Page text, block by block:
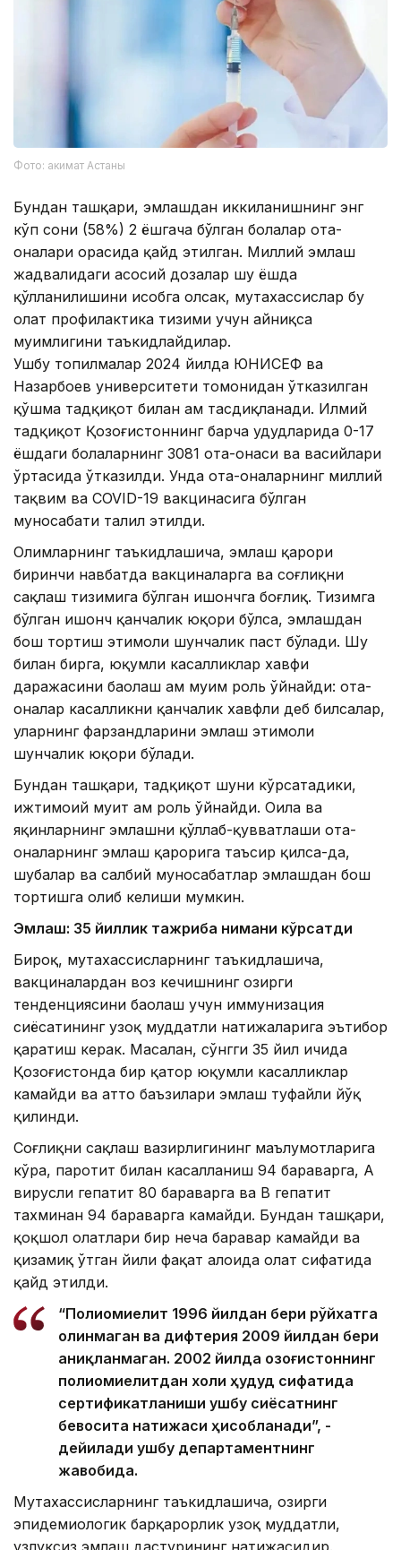
Фото: акимат Астаны
Бундан ташқари, эмлашдан иккиланишнинг энг
кўп сони (58%) 2 ёшгача бўлган болалар ота-
оналари орасида қайд этилган. Миллий эмлаш
жадвалидаги асосий дозалар шу ёшда
қўлланилишини ҳисобга олсак, мутахассислар бу
ҳолат профилактика тизими учун айниқса
муҳимлигини таъкидлайдилар.
Ушбу топилмалар 2024 йилда ЮНИCЕФ ва
Назарбоев университети томонидан ўтказилган
қўшма тадқиқот билан ҳам тасдиқланади. Илмий
тадқиқот Қозоғистоннинг барча ҳудудларида 0-17
ёшдаги болаларнинг 3081 ота-онаси ва васийлари
ўртасида ўтказилди. Унда ота-оналарнинг миллий
тақвим ва COVID-19 вакцинасига бўлган
муносабати таҳлил этилди.
Олимларнинг таъкидлашича, эмлаш қарори
биринчи навбатда вакциналарга ва соғлиқни
сақлаш тизимига бўлган ишончга боғлиқ. Тизимга
бўлган ишонч қанчалик юқори бўлса, эмлашдан
бош тортиш эҳтимоли шунчалик паст бўлади. Шу
билан бирга, юқумли касалликлар хавфи
даражасини баҳолаш ҳам муҳим роль ўйнайди: ота-
оналар касалликни қанчалик хавфли деб билсалар,
уларнинг фарзандларини эмлаш эҳтимоли
шунчалик юқори бўлади.
Бундан ташқари, тадқиқот шуни кўрсатадики,
ижтимоий муҳит ҳам роль ўйнайди. Оила ва
яқинларнинг эмлашни қўллаб-қувватлаши ота-
оналарнинг эмлаш қарорига таъсир қилса-да,
шубҳалар ва салбий муносабатлар эмлашдан бош
тортишга олиб келиши мумкин.
Эмлаш: 35 йиллик тажриба нимани кўрсатди
Бироқ, мутахассисларнинг таъкидлашича,
вакциналардан воз кечишнинг ҳозирги
тенденциясини баҳолаш учун иммунизация
сиёсатининг узоқ муддатли натижаларига эътибор
қаратиш керак. Масалан, сўнгги 35 йил ичида
Қозоғистонда бир қатор юқумли касалликлар
камайди ва ҳатто баъзилари эмлаш туфайли йўқ
қилинди.
Соғлиқни сақлаш вазирлигининг маълумотларига
кўра, паротит билан касалланиш 94 бараварга, А
вирусли гепатит 80 бараварга ва B гепатит
тахминан 94 бараварга камайди. Бундан ташқари,
қоқшол ҳолатлари бир неча баравар камайди ва
қизамиқ ўтган йили фақат алоҳида ҳолат сифатида
қайд этилди.
“Полиомиелит 1996 йилдан бери рўйхатга
олинмаган ва дифтерия 2009 йилдан бери
аниқланмаган. 2002 йилда Қозоғистоннинг
полиомиелитдан холи ҳудуд сифатида
сертификатланиши ушбу сиёсатнинг
бевосита натижаси ҳисобланади”, -
дейилади ушбу департаментнинг
жавобида.
Мутахассисларнинг таъкидлашича, ҳозирги
эпидемиологик барқарорлик узоқ муддатли,
узлуксиз эмлаш дастурининг натижасидир.